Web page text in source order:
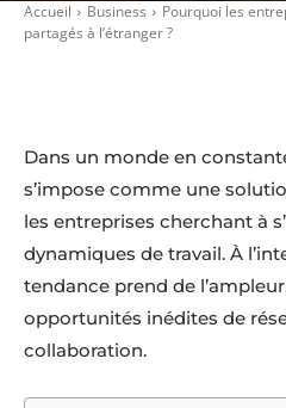
Accueil Business
Pourquoi les
partagés à l’étranger ?
Dans un monde en
s’impose comme une
les entreprises cherchant à
dynamiques de travail. À
tendance prend de
opportunités inédites de
collaboration.